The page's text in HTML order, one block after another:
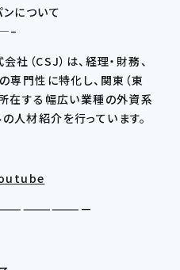
について
社（CSJ）は、経理・財務、
専門性に特化し、関東（東
所在する幅広い業種の外資系
人材紹介を行っています。